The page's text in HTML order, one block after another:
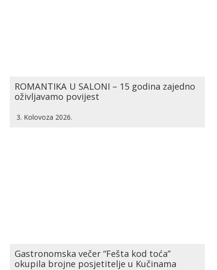
ROMANTIKA U SALONI – 15 godina zajedno
oživljavamo povijest
3. Kolovoza 2026.
Gastronomska večer “Fešta kod toća”
okupila brojne posjetitelje u Kučinama